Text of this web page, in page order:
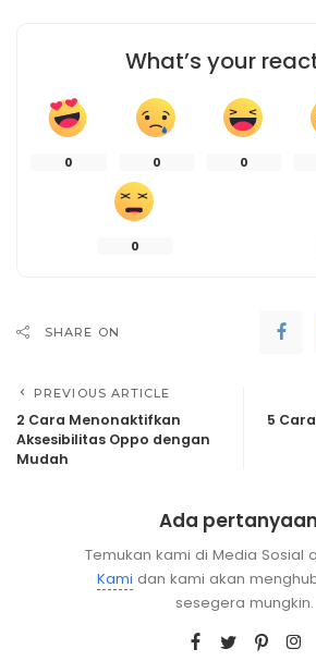
What’s your
0 0 0
0
SHARE ON
PREVIOUS ARTICLE
2 Cara Menonaktifkan
Aksesibilitas Oppo dengan
Mudah
5
Ada
Temukan kami di Media Sosial
Kami dan kami akan
sesegera mungkin.